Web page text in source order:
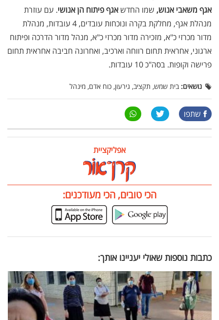
אגף משאבי אנוש, שמו החדשאגף פיתוח הן אנושי. עם עוזרת
מנהלת אגף, מחלקת בקרה ונוכחות עובדים, 4 עובדות, מנהלת
מדור מכרזי כ"א, מזכירה מדור מכרזי כ"א, מנהל מדור הדרכה ופיתוח
ארגוני, אחראית תחום רווחה וארכיב, ואחרונה חביבה אחראית תחום
פרישה וקופות. בסה"כ 10 עובדות.
נושאים: בית שמש, תקציב, גירעון, כוח אדם, מינהל
שתפו
אפליקציית
הכי טובים, הכי מעודכנים:
כתבות נוספות שאולי יעניינו אותך: